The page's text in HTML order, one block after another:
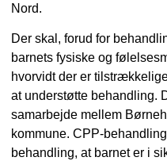
Nord.
Der skal, forud for
barnets fysiske og
hvorvidt der er
at understøtte behandling.
samarbejde mellem
kommune. CPP-
behandling, at barnet er i